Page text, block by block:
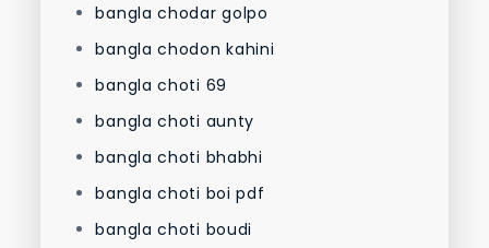
bangla chodar golpo
bangla chodon kahini
bangla choti 69
bangla choti aunty
bangla choti bhabhi
bangla choti boi pdf
bangla choti boudi